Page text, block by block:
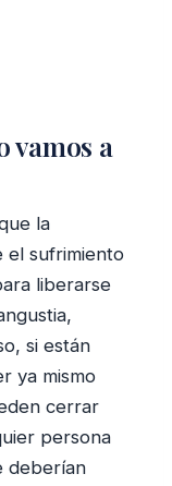
vamos a
la
el sufrimiento
liberarse
si están
ya mismo
cerrar
persona
deberían